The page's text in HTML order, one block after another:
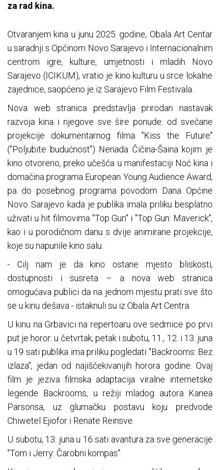
za rad kina.
Otvaranjem kina u junu 2025. godine, Obala Art Centar
u saradnji s Općinom Novo Sarajevo i Internacionalnim
centrom igre, kulture, umjetnosti i mladih Novo
Sarajevo (ICIKUM), vratio je kino kulturu u srce lokalne
zajednice, saopćeno je iz Sarajevo Film Festivala.
Nova web stranica predstavlja prirodan nastavak
razvoja kina i njegove sve šire ponude: od svečane
projekcije dokumentarnog filma "Kiss the Future"
("Poljubite budućnost") Nenada Čičina-Šaina kojim je
kino otvoreno, preko učešća u manifestaciji Noć kina i
domaćina programa European Young Audience Award,
pa do posebnog programa povodom Dana Općine
Novo Sarajevo kada je publika imala priliku besplatno
uživati u hit filmovima "Top Gun" i "Top Gun: Maverick",
kao i u porodičnom danu s dvije animirane projekcije,
koje su napunile kino salu.
- Cilj nam je da kino ostane mjesto bliskosti,
dostupnosti i susreta – a nova web stranica
omogućava publici da na jednom mjestu prati sve što
se u kinu dešava - istaknuli su iz Obala Art Centra.
U kinu na Grbavici na repertoaru ove sedmice po prvi
put je horor: u četvrtak, petak i subotu, 11., 12. i 13. juna
u 19 sati publika ima priliku pogledati "Backrooms: Bez
izlaza", jedan od najiščekivanijih horora godine. Ovaj
film je jeziva filmska adaptacija viralne internetske
legende Backrooms, u režiji mladog autora Kanea
Parsonsa, uz glumačku postavu koju predvode
Chiwetel Ejiofor i Renate Reinsve.
U subotu, 13. juna u 16 sati avantura za sve generacije
"Tom i Jerry: Čarobni kompas".